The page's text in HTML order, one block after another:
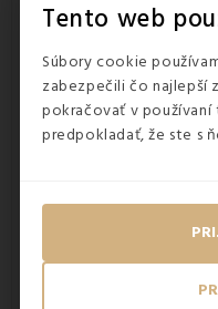
Tento web
Súbory cookie
zabezpečili čo najlepší
pokračovať v
predpokladať, že ste s
Výhody
vankúš dodá šmrnc
lacná a praktická
využijete hoaj ako
antialergický a
mieru
Materiál:
ekokoža 100%